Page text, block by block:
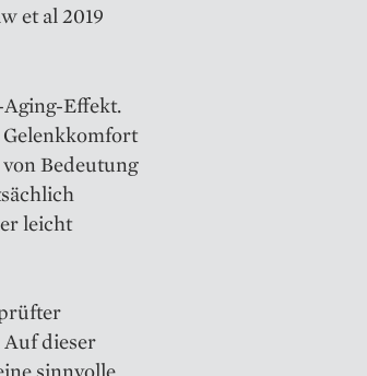
et al 2019
Effekt.
Bedeutung
leicht
dieser